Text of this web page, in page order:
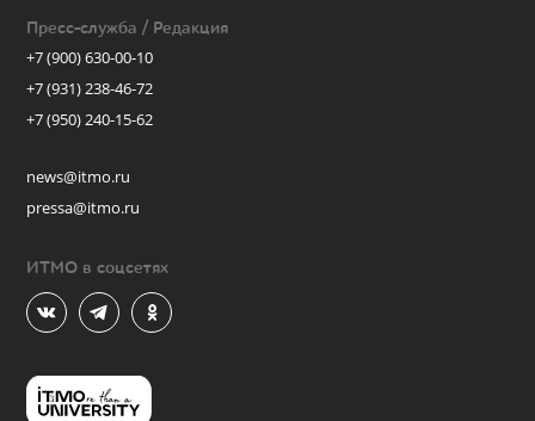
Пресс-служба / Редакция
+7 (900) 630-00-10
+7 (931) 238-46-72
+7 (950) 240-15-62
news@itmo.ru
pressa@itmo.ru
ИТМО в соцсетях